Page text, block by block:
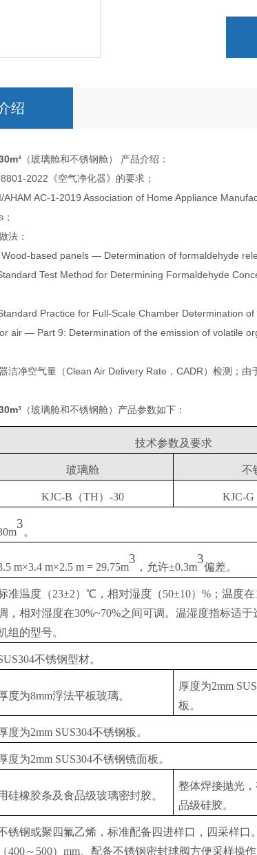
绍
（玻璃舱和不锈钢舱） 产品介绍：
2022《空气净化器》的要求；
AHAM AC-1-2019 Association of Home Appliance
法：
based panels — Determination of formaldehyde
Test Method for Determining Formaldehyde
Practice for Full-Scale Chamber Determination
air — Part 9: Determination of the emission of volatile
洁净空气量（Clean Air Delivery Rate，CADR）检测；由
（玻璃舱和不锈钢舱）产品参数如下：
技术参数及要求
玻璃舱 不
KJC-B（TH） -30 KJC-G
m
3
。
m×3.4 m×2.5 m = 29.75m
3
，允许±0.3m
3
偏差。
准温度（23±2） ℃，相对湿度（50±10） % ；温度在
，相对湿度在30%~70%之间可调。温湿度指标适于
组的型号。
不锈钢型材。
度为8mm浮法平板玻璃。
厚度为2mm
板。
度为2mm SUS304不锈钢板。
度为2mm SUS304不锈钢镜面板。
硅橡胶条及食品级玻璃密封胶。
整体焊接抛光
品级硅胶。
锈钢或聚四氟乙烯，标准配备四进样口，四采样口
400～ 500） mm。配备不锈钢密封球阀方便采样操作